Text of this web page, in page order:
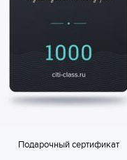
Подарочный сертификат